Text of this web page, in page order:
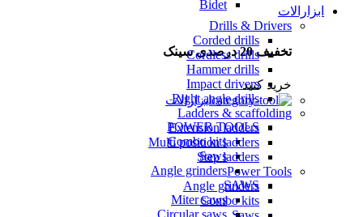
Bidet
تخفیف 20 درصدی سینک
خرید کنید
ابزارالات
POWER TOOLS
Combo kits
Saws
Angle grinders
SAWS
Miter saws
Circular saws
ابزارالات
Drills & Drivers
Corded drills
Cordless drills
Hammer drills
Impact drivers
Right angle drills
Ladders & scaffolding
Extension ladders
Multi position ladders
Step ladders
Power Tools
Angle grinders
Combo kits